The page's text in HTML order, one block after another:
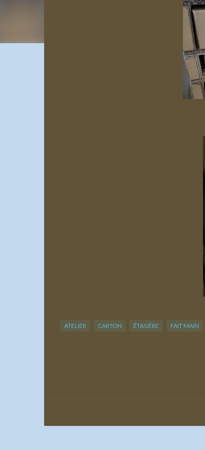
ATELIER CARTON ÉTAGÈRE FAIT MAIN